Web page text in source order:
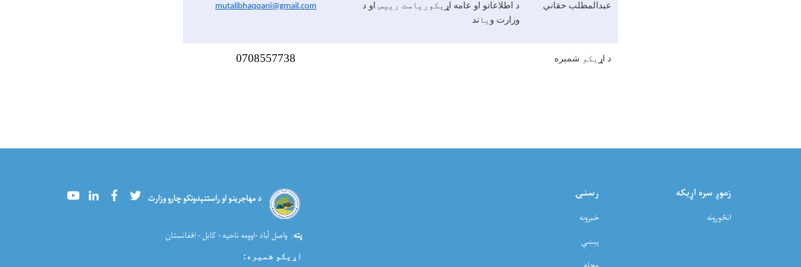
عبدالمطلب حقاني د اطلاعاتو او عامه اړ يکوریاست رییس او د
وزارت و يا ند
mutalibhaqqani@gmail.com
د اړ يکو شمېره 0708557738
زموږ سره اړيکه
انځورونه
رسنۍ
خبرونه
پېښې
د مهاجرینو او راستنېدونکو چارو وزارت YoutubeLinkedInFacebookTwitter
پته: واصل آباد -اوومه ناحیه - کابل - افغانستان
اړیکو شمیره: